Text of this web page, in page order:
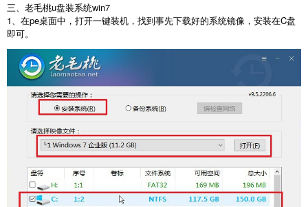
三、老毛桃u盘装系统win7
1、在pe桌面中，打开一键装机，找到事先下载好的系统镜像，安装在C盘
即可。